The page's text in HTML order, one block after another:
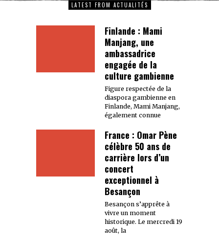
LATEST FROM ACTUALITÉS
Finlande : Mami
Manjang, une
ambassadrice
engagée de la
culture gambienne
Figure respectée de la
diaspora gambienne en
Finlande, Mami Manjang,
également connue
France : Omar Pène
célèbre 50 ans de
carrière lors d’un
concert
exceptionnel à
Besançon
Besançon s’apprête à
vivre un moment
historique. Le mercredi 19
août, la